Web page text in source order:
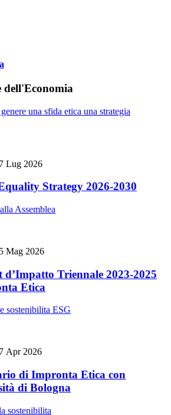
dell'Economia
Lug 2026
Strategy 2026-2030
Mag 2026
d’Impatto Triennale 2023-2025
Etica
Apr 2026
di Impronta Etica con
di Bologna